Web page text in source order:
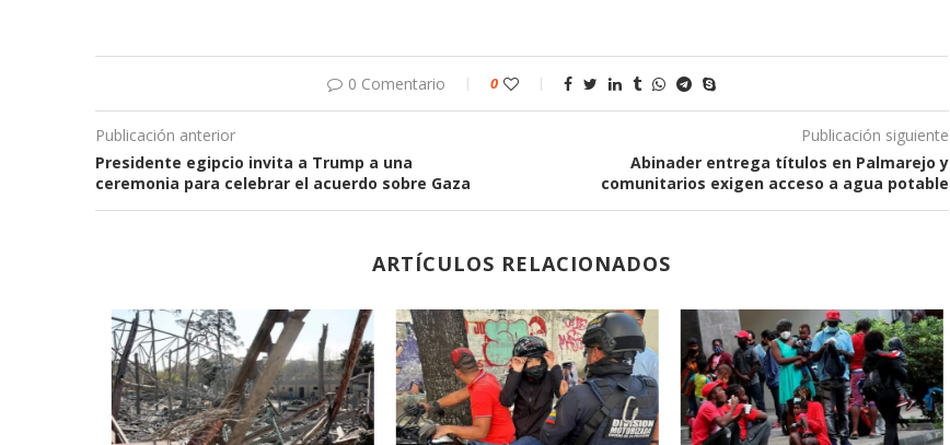
0 Comentario 0
Publicación anterior
Presidente egipcio invita a Trump a una
ceremonia para celebrar el acuerdo sobre Gaza
Publicación siguiente
Abinader entrega títulos en Palmarejo y
comunitarios exigen acceso a agua potable
ARTÍCULOS RELACIONADOS